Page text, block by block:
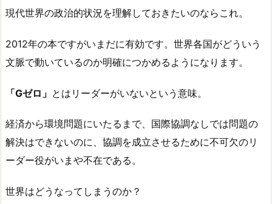
現代世界の政治的状況を理解しておきたいのならこれ。
2012年の本ですがいまだに有効です。世界各国がどういう
文脈で動いているのか明確につかめるようになります。
「Gゼロ」 とはリーダーがいないという意味。
経済から環境問題にいたるまで、国際協調なしでは問題の
解決はできないのに、協調を成立させるために不可欠のリ
ーダー役がいまや不在である。
世界はどうなってしまうのか？